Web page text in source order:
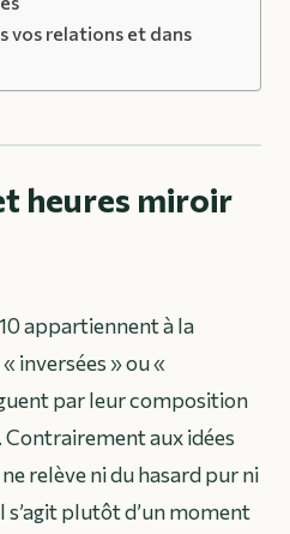
vos relations et dans
heures miroir
appartiennent à la
inversées » ou «
par leur composition
aux idées
relève ni du hasard pur ni
plutôt d’un moment